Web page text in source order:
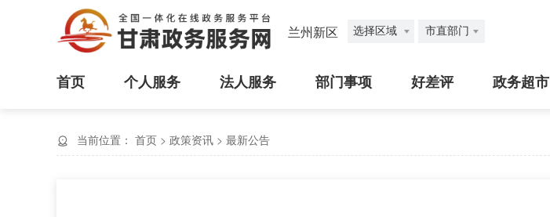
兰州新区 选择区域 市直部门
首页 个人服务 法人服务 部门事项 好差评 政务超市
当前位置： 首页 > 政策资讯 > 最新公告